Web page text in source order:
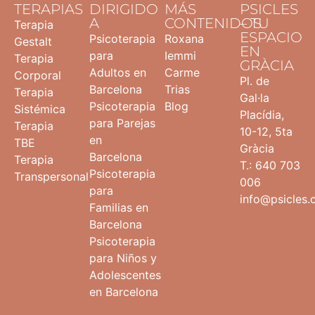
TERAPIAS
Terapia
Gestalt
Terapia
Corporal
Terapia
Sistémica
Terapia
TBE
Terapia
Transpersonal
DIRIGIDO
A
Psicoterapia
para
Adultos en
Barcelona
Psicoterapia
para Parejas
en
Barcelona
Psicoterapia
para
Familias en
Barcelona
Psicoterapia
para Niños y
Adolescentes
en Barcelona
MÁS
CONTENIDOS
Roxana
Iemmi
Carme
Trias
Blog
PSICLES
– TU
ESPACIO
EN
GRÀCIA
Pl. de
Gal·la
Placídia,
10-12, 5ta
Gràcia
T.: 640 703
006